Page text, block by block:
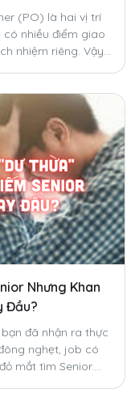
(PO) là hai vị trí
có nhiều điểm giao
nhiệm riêng. Vậy
Nhưng Khan
Đầu?
đã nhận ra thực
nghẹt, job có
mắt tìm Senior.